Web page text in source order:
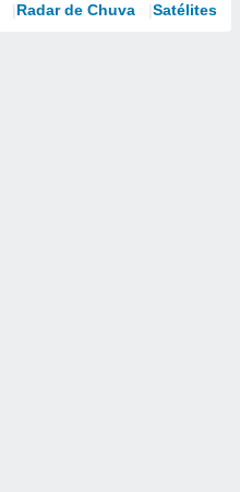
Radar de Chuva Satélites